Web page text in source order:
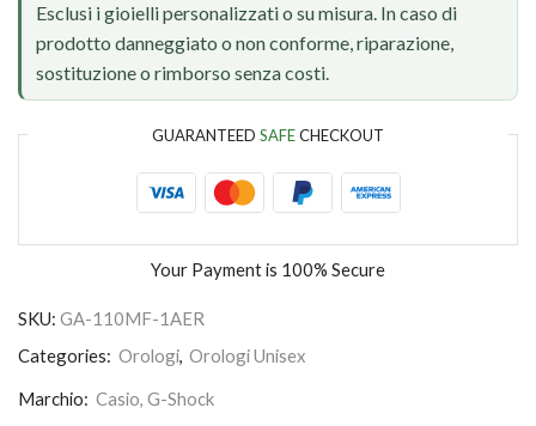
Esclusi i gioielli personalizzati o su misura. In caso di
prodotto danneggiato o non conforme, riparazione,
sostituzione o rimborso senza costi.
GUARANTEED SAFECHECKOUT
Your Payment is 100% Secure
SKU: GA-110MF-1AER
Categories: Orologi, Orologi Unisex
Marchio: Casio, G-Shock